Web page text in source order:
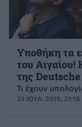
Υποθήκη τα
του
της
Τι έχουν
25 ΙΟΥΛ. 2015, 21:16